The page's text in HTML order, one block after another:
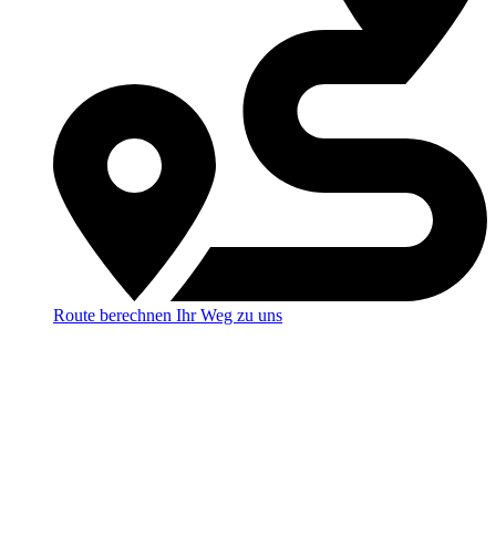
Route berechnen Ihr Weg zu uns